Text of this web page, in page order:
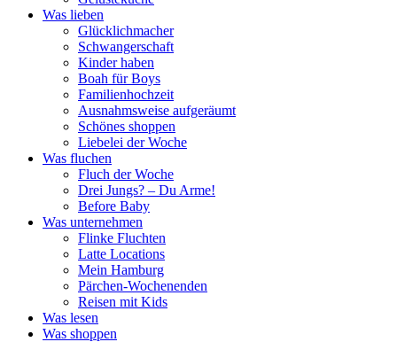
Was lieben
Glücklichmacher
Schwangerschaft
Kinder haben
Boah für Boys
Familienhochzeit
Ausnahmsweise aufgeräumt
Schönes shoppen
Liebelei der Woche
Was fluchen
Fluch der Woche
Drei Jungs? – Du Arme!
Before Baby
Was unternehmen
Flinke Fluchten
Latte Locations
Mein Hamburg
Pärchen-Wochenenden
Reisen mit Kids
Was lesen
Was shoppen